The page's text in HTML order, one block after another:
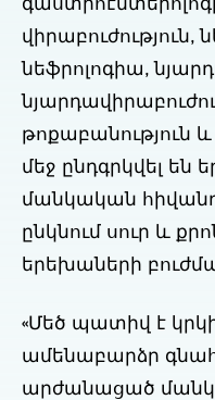
վիրաբուժություն,
նեֆրոլոգիա,
թոքաբանություն
մեջ ընդգրկվել են
մանկական
ընկնում սուր և
երեխաների
«Մեծ պատիվ է
ամենաբարձր
արժանացած